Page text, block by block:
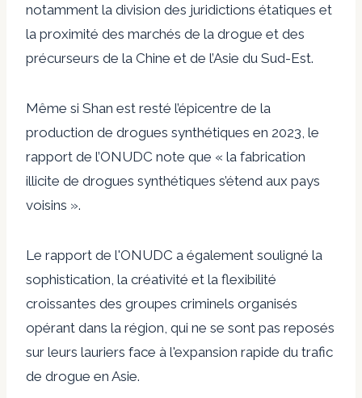
notamment la division des juridictions étatiques et
la proximité des marchés de la drogue et des
précurseurs de la Chine et de l’Asie du Sud-Est.
Même si Shan est resté l’épicentre de la
production de drogues synthétiques en 2023, le
rapport de l’ONUDC note que « la fabrication
illicite de drogues synthétiques s’étend aux pays
voisins ».
Le rapport de l'ONUDC a également souligné la
sophistication, la créativité et la flexibilité
croissantes des groupes criminels organisés
opérant dans la région, qui ne se sont pas reposés
sur leurs lauriers face à l'expansion rapide du trafic
de drogue en Asie.